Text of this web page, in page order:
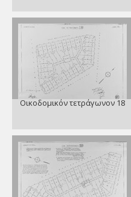
Οικοδομικόν τετράγωνον 18